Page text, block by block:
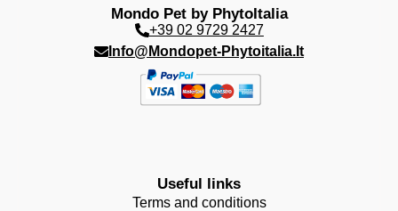
Mondo Pet by PhytoItalia
+39 02 9729 2427
Info@mondopet-Phytoitalia.it
Useful links
Terms and conditions